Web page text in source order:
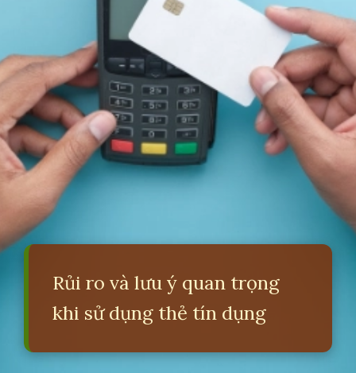
Rủi ro và lưu ý quan trọng
khi sử dụng thẻ tín dụng